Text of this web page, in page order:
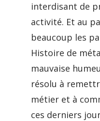
interdisant de
activité. Et au
beaucoup les
Histoire de
mauvaise
résolu à
métier et à
ces derniers